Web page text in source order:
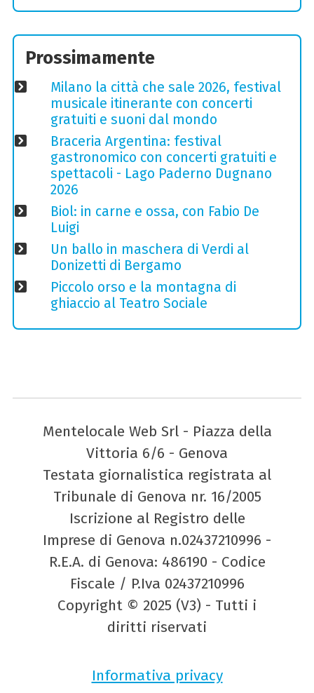
Prossimamente
Milano la città che sale 2026, festival
musicale itinerante con concerti
gratuiti e suoni dal mondo
Braceria Argentina: festival
gastronomico con concerti gratuiti e
spettacoli - Lago Paderno Dugnano
2026
Biol: in carne e ossa, con Fabio De
Luigi
Un ballo in maschera di Verdi al
Donizetti di Bergamo
Piccolo orso e la montagna di
ghiaccio al Teatro Sociale
Mentelocale Web Srl - Piazza della
Vittoria 6/6 - Genova
Testata giornalistica registrata al
Tribunale di Genova nr. 16/2005
Iscrizione al Registro delle
Imprese di Genova n.02437210996 -
R.E.A. di Genova: 486190 - Codice
Fiscale / P.Iva 02437210996
Copyright © 2025 (V3) - Tutti i
diritti riservati
Informativa privacy